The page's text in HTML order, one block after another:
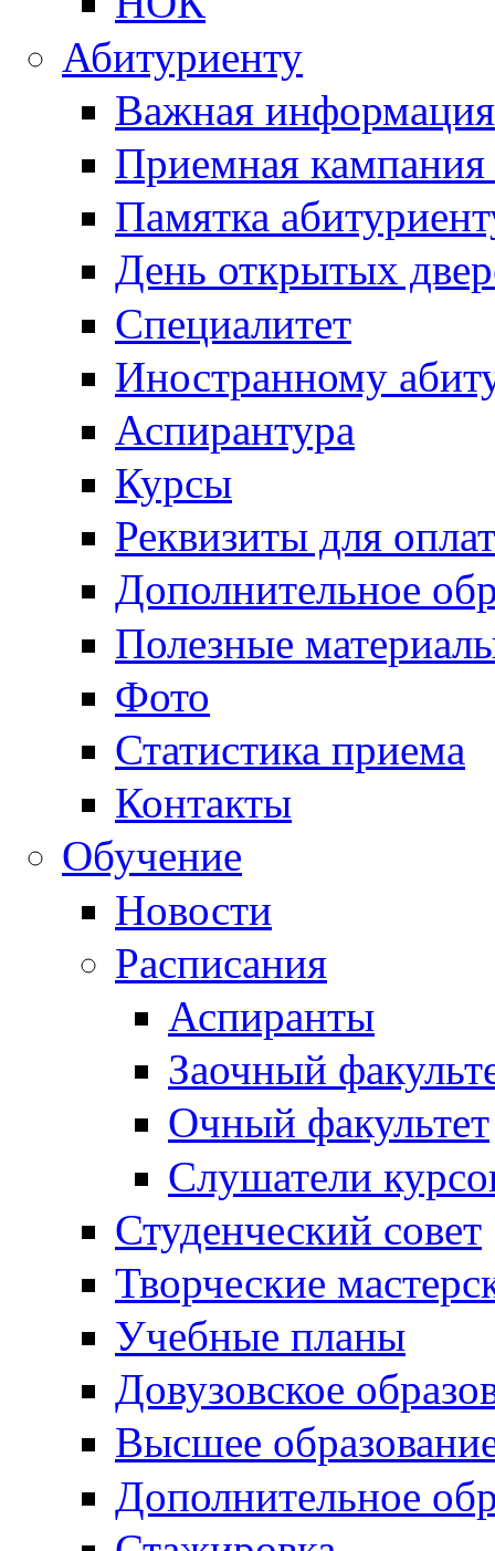
Абитуриенту
Важная информация
Приемная
Памятка
День открытых
Специалитет
Иностранному
Аспирантура
Курсы
Реквизиты для
Дополнительное
Полезные
Фото
Статистика приема
Контакты
Обучение
Новости
Расписания
Аспиранты
Заочный
Очный факультет
Слушатели
Студенческий совет
Творческие
Учебные планы
Довузовское
Высшее
Дополнительное